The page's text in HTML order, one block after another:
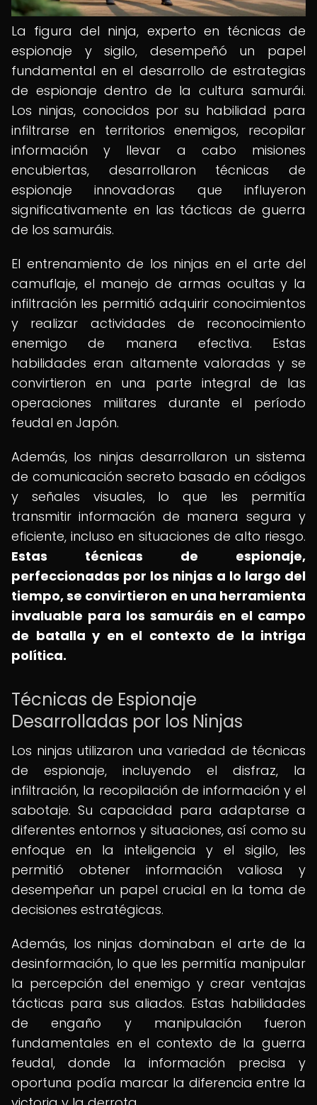
La figura del ninja, experto en técnicas de
espionaje y sigilo, desempeñó un papel
fundamental en el desarrollo de estrategias
de espionaje dentro de la cultura samurái.
Los ninjas, conocidos por su habilidad para
infiltrarse en territorios enemigos, recopilar
información y llevar a cabo misiones
encubiertas, desarrollaron técnicas de
espionaje innovadoras que influyeron
significativamente en las tácticas de guerra
de los samuráis.
El entrenamiento de los ninjas en el arte del
camuflaje, el manejo de armas ocultas y la
infiltración les permitió adquirir conocimientos
y realizar actividades de reconocimiento
enemigo de manera efectiva. Estas
habilidades eran altamente valoradas y se
convirtieron en una parte integral de las
operaciones militares durante el período
feudal en Japón.
Además, los ninjas desarrollaron un sistema
de comunicación secreto basado en códigos
y señales visuales, lo que les permitía
transmitir información de manera segura y
eficiente, incluso en situaciones de alto riesgo.
Estas técnicas de espionaje,
perfeccionadas por los ninjas a lo largo del
tiempo, se convirtieron en una herramienta
invaluable para los samuráis en el campo
de batalla y en el contexto de la intriga
política.
Técnicas de Espionaje
Desarrolladas por los Ninjas
Los ninjas utilizaron una variedad de técnicas
de espionaje, incluyendo el disfraz, la
infiltración, la recopilación de información y el
sabotaje. Su capacidad para adaptarse a
diferentes entornos y situaciones, así como su
enfoque en la inteligencia y el sigilo, les
permitió obtener información valiosa y
desempeñar un papel crucial en la toma de
decisiones estratégicas.
Además, los ninjas dominaban el arte de la
desinformación, lo que les permitía manipular
la percepción del enemigo y crear ventajas
tácticas para sus aliados. Estas habilidades
de engaño y manipulación fueron
fundamentales en el contexto de la guerra
feudal, donde la información precisa y
oportuna podía marcar la diferencia entre la